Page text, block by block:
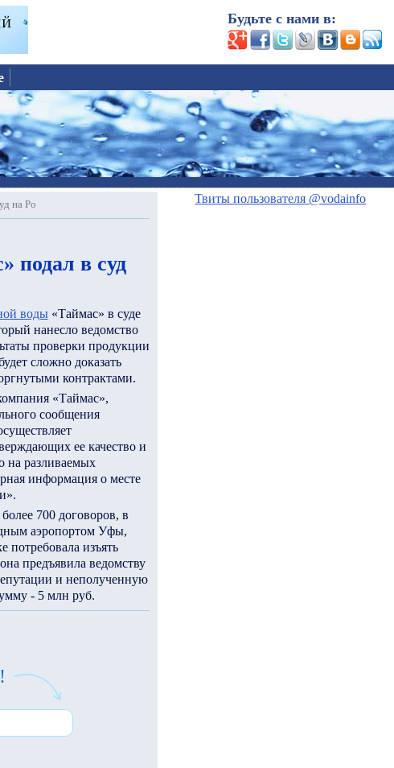
Будьте с нами в:
на Ро
подал в суд
воды«Таймас» в суде
нанесло ведомство
проверки продукции
сложно доказать
контрактами.
«Таймас»,
сообщения
ее качество и
на разливаемых
информация о месте
700 договоров, в
аэропортом Уфы,
потребовала изъять
предъявила ведомству
и неполученную
- 5 млн руб.
Твиты пользователя @vodainfo